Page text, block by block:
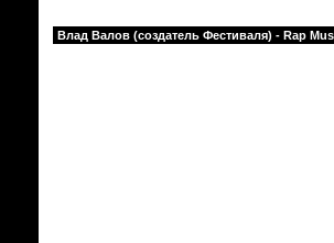
Влад Валов (создатель Фестиваля) - Rap